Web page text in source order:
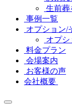
生前葬
事例一覧
オプション/
オプ
料金プラン
会場案内
お客様の声
会社概要